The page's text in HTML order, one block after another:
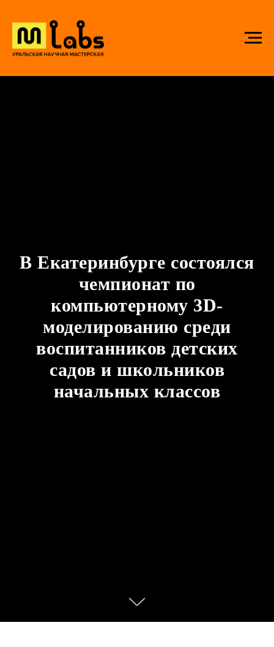
В Екатеринбурге состоялся
чемпионат по
компьютерному 3D-
моделированию среди
воспитанников детских
садов и школьников
начальных классов